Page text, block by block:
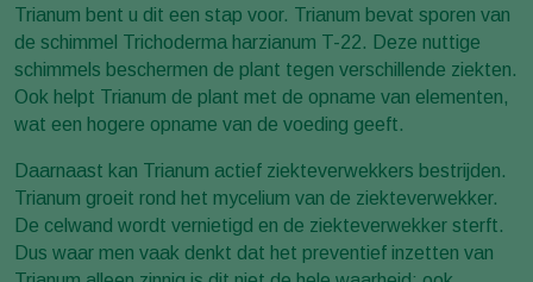
Trianum bent u dit een stap voor. Trianum bevat sporen van
de schimmel Trichoderma harzianum T-22. Deze nuttige
schimmels beschermen de plant tegen verschillende ziekten.
Ook helpt Trianum de plant met de opname van elementen,
wat een hogere opname van de voeding geeft.
Daarnaast kan Trianum actief ziekteverwekkers bestrijden.
Trianum groeit rond het mycelium van de ziekteverwekker.
De celwand wordt vernietigd en de ziekteverwekker sterft.
Dus waar men vaak denkt dat het preventief inzetten van